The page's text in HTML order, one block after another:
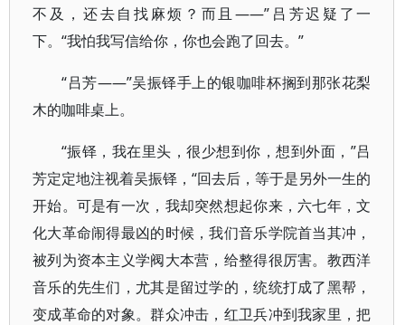
不及，还去自找麻烦？而且——”吕芳迟疑了一
下。“我怕我写信给你，你也会跑了回去。”
“吕芳——”吴振铎手上的银咖啡杯搁到那张花梨
木的咖啡桌上。
“振铎，我在里头，很少想到你，想到外面，”吕
芳定定地注视着吴振铎，“回去后，等于是另外一生的
开始。可是有一次，我却突然想起你来，六七年，文
化大革命闹得最凶的时候，我们音乐学院首当其冲，
被列为资本主义学阀大本营，给整得很厉害。教西洋
音乐的先生们，尤其是留过学的，统统打成了黑帮，
变成革命的对象。群众冲击，红卫兵冲到我家里，把